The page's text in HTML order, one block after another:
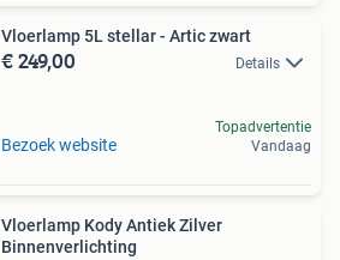
Vloerlamp 5L stellar - Artic zwart
€ 249,00 Details
Bezoek website
Topadvertentie
Vandaag
Vloerlamp Kody Antiek Zilver
Binnenverlichting